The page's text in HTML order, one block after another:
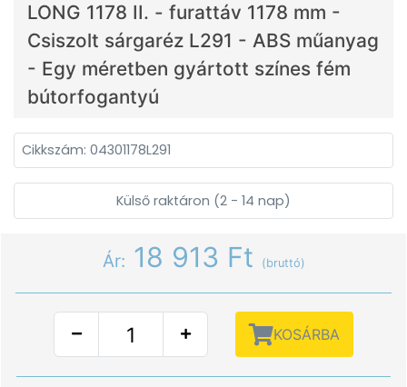
LONG 1178 II. - furattáv 1178 mm -
Csiszolt sárgaréz L291 - ABS műanyag
- Egy méretben gyártott színes fém
bútorfogantyú
Cikkszám: 04301178L291
Külső raktáron (2 - 14 nap)
Ár: 18 913 Ft (bruttó)
KOSÁRBA